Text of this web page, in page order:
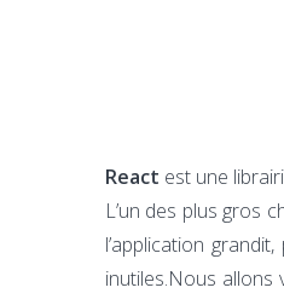
React est une
L’un des plus gros
l’application
inutiles.Nous allons